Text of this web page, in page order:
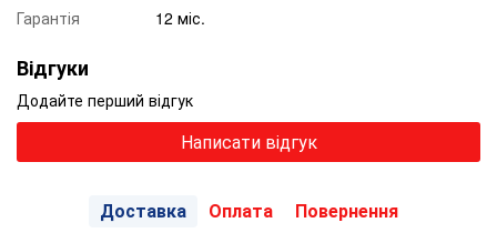
Гарантія 12 міс.
Відгуки
Додайте перший відгук
Написати відгук
Доставка Оплата Повернення